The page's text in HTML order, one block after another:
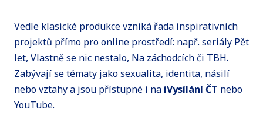
Vedle klasické produkce vzniká řada inspirativních
projektů přímo pro online prostředí: např. seriály Pět
let, Vlastně se nic nestalo, Na záchodcích či TBH.
Zabývají se tématy jako sexualita, identita, násilí
nebo vztahy a jsou přístupné i na iVysílání ČT nebo
YouTube.